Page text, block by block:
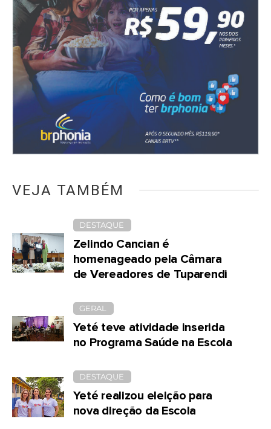
VEJA TAMBÉM
DESTAQUE
Zelindo Cancian é
homenageado pela Câmara
de Vereadores de Tuparendi
GERAL
Yeté teve atividade inserida
no Programa Saúde na Escola
DESTAQUE
Yeté realizou eleição para
nova direção da Escola